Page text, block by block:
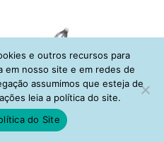
e outros recursos para
em nosso site e em redes de
assumimos que esteja de
leia a política do site.
do Site